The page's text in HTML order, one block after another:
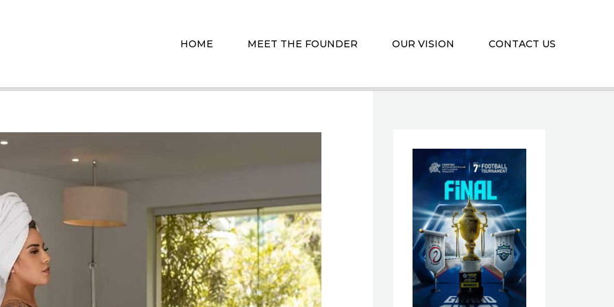
HOME MEET THE FOUNDER OUR VISION CONTACT US